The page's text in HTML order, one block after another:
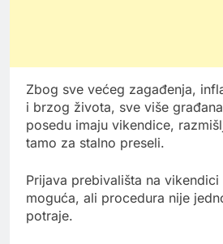
Zbog sve većeg zagađenja,
i brzog života, sve više
posedu imaju vikendice,
tamo za stalno preseli.
Prijava prebivališta na
moguća, ali procedura nije
potraje.